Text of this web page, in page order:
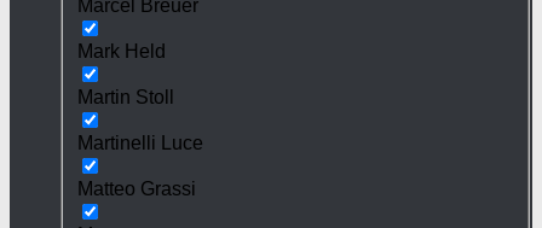
Marcel Breuer
Mark Held
Martin Stoll
Martinelli Luce
Matteo Grassi